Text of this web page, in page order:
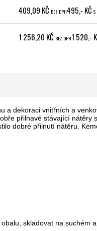
409,09 KČ BEZ DPH495,- KČS
1 256,20 KČ BEZ DPH1 520,-
a dekoraci vnitřních a
přilnavé stávající nátěry
dobré přilnutí nátěru.
skladovat na suchém